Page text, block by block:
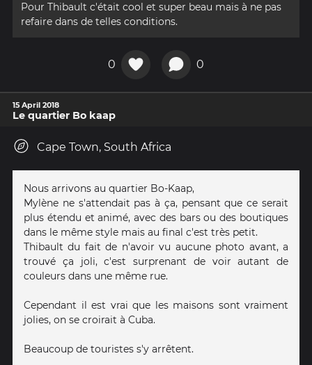
Pour Thibault c'était cool et super beau mais à ne pas
refaire dans de telles conditions.
0 0
15 April 2018
Le quartier Bo kaap
Cape Town, South Africa
Nous arrivons au quartier Bo-Kaap,
Mylène ne s'attendait pas à ça, pensant que ce serait
plus étendu et animé, avec des bars ou des boutiques
dans le même style mais au final c'est très petit.
Thibault du fait de n'avoir vu aucune photo avant, a
trouvé ça joli, c'est surprenant de voir autant de
couleurs dans une même rue.
Cependant il est vrai que les maisons sont vraiment
jolies, on se croirait à Cuba.
Beaucoup de touristes s'y arrêtent.